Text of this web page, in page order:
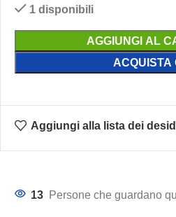
1 disponibili
AGGIUNGI AL
ACQUISTA
Aggiungi alla lista dei
13 Persone che guardano